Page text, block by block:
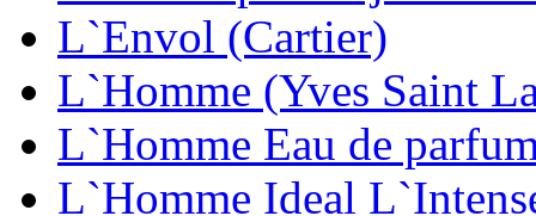
L`Envol (Cartier)
L`Homme (Yves Saint
L`Homme Eau de
L`Homme Ideal